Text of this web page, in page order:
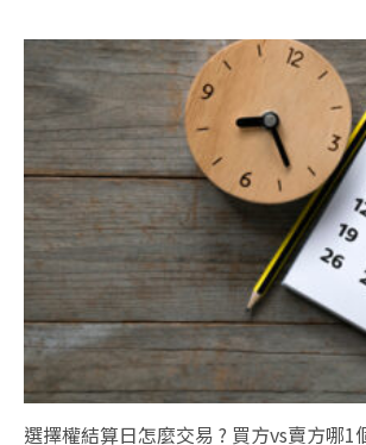
選擇權結算日怎麼交易 ? 買方vs賣方哪1